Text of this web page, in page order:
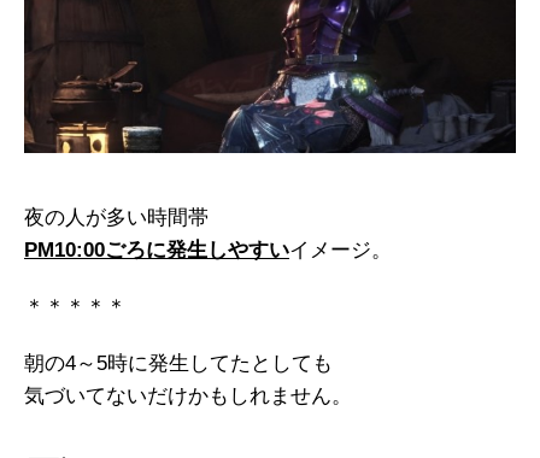
夜の人が多い時間帯
PM10:00ごろに発生しやすいイメージ。
＊＊＊＊＊
朝の4～5時に発生してたとしても
気づいてないだけかもしれません。